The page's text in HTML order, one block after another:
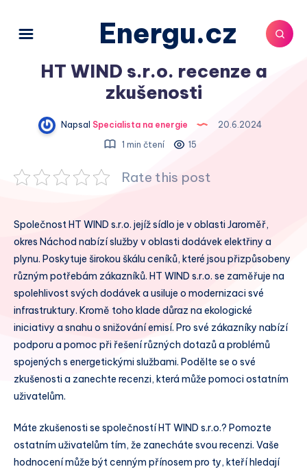
Energu.cz
HT WIND s.r.o. recenze a
zkušenosti
Napsal Specialista na energie
20.6.2024
1 min čtení
15
Rate this post
Společnost HT WIND s.r.o. jejíž sídlo je v oblasti Jaroměř,
okres Náchod nabízí služby v oblasti dodávek elektřiny a
plynu. Poskytuje širokou škálu ceníků, které jsou přizpůsobeny
různým potřebám zákazníků. HT WIND s.r.o. se zaměřuje na
spolehlivost svých dodávek a usiluje o modernizaci své
infrastruktury. Kromě toho klade důraz na ekologické
iniciativy a snahu o snižování emisí. Pro své zákazníky nabízí
podporu a pomoc při řešení různých dotazů a problémů
spojených s energetickými službami. Podělte se o své
zkušenosti a zanechte recenzi, která může pomoci ostatním
uživatelům.
Máte zkušenosti se společností HT WIND s.r.o.? Pomozte
ostatním uživatelům tím, že zanecháte svou recenzi. Vaše
hodnocení může být cenným přínosem pro ty, kteří hledají